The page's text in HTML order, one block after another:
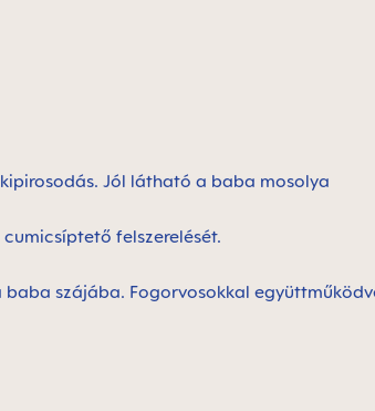
Jól látható a baba mosolya
felszerelését.
szájába. Fogorvosokkal